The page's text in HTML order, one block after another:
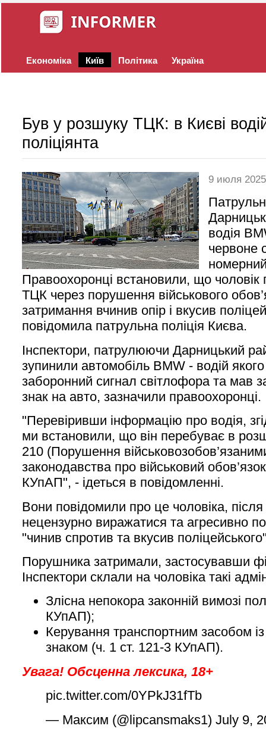
Економіка Київ Політика Україна
Був у розшуку ТЦК: в Києві
поліціянта
9 июля 2025
водія
червоне
Правоохоронці встановили, що
ТЦК через порушення військового
затримання вчинив опір і вкусив
повідомила патрульна поліція Києва.
Інспектори, патрулюючи Дарницький
зупинили автомобіль BMW - водій
заборонний сигнал світлофора та мав
знак на авто, зазначили правоохоронці.
"Перевіривши інформацію про водія,
ми встановили, що він перебуває в
210 (Порушення
законодавства про військовий
КУпАП", - ідеться в повідомленні.
Вони повідомили про це чоловіка, після
нецензурно виражатися та агресивно
"чинив спротив та вкусив
Порушника затримали, застосувавши
Інспектори склали на чоловіка такі
Злісна непокора законній вимозі
КУпАП);
Керування транспортним засобом
знаком (ч. 1 ст. 121-3 КУпАП).
Увага! Обсценна лексика, 18+
pic.twitter.com/0YPkJ31fTb
— Максим (@lipcansmaks1) July 9,